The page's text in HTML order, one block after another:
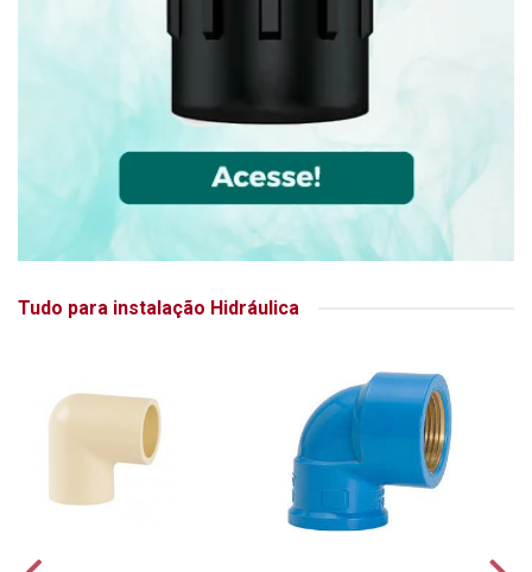
Tudo para instalação Hidráulica